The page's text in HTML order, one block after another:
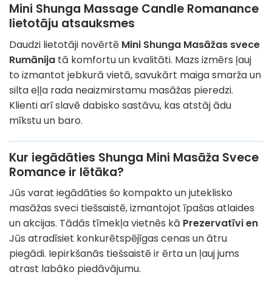
Mini Shunga Massage Candle Romanance
lietotāju atsauksmes
Daudzi lietotāji novērtē Mini Shunga Masāžas svece
Rumānija tā komfortu un kvalitāti. Mazs izmērs ļauj
to izmantot jebkurā vietā, savukārt maiga smarža un
silta eļļa rada neaizmirstamu masāžas pieredzi.
Klienti arī slavē dabisko sastāvu, kas atstāj ādu
mīkstu un baro.
Kur iegādāties Shunga Mini Masāža Svece
Romance ir lētāka?
Jūs varat iegādāties šo kompakto un juteklisko
masāžas sveci tiešsaistē, izmantojot īpašas atlaides
un akcijas. Tādās tīmekļa vietnēs kā Prezervatīvi en
Jūs atradīsiet konkurētspējīgas cenas un ātru
piegādi. Iepirkšanās tiešsaistē ir ērta un ļauj jums
atrast labāko piedāvājumu.